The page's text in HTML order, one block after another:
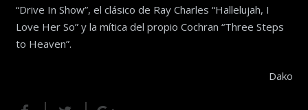
“Drive In Show”, el clásico de Ray Charles “Hallelujah, I
Love Her So” y la mítica del propio Cochran “Three Steps
to Heaven”.
Dako